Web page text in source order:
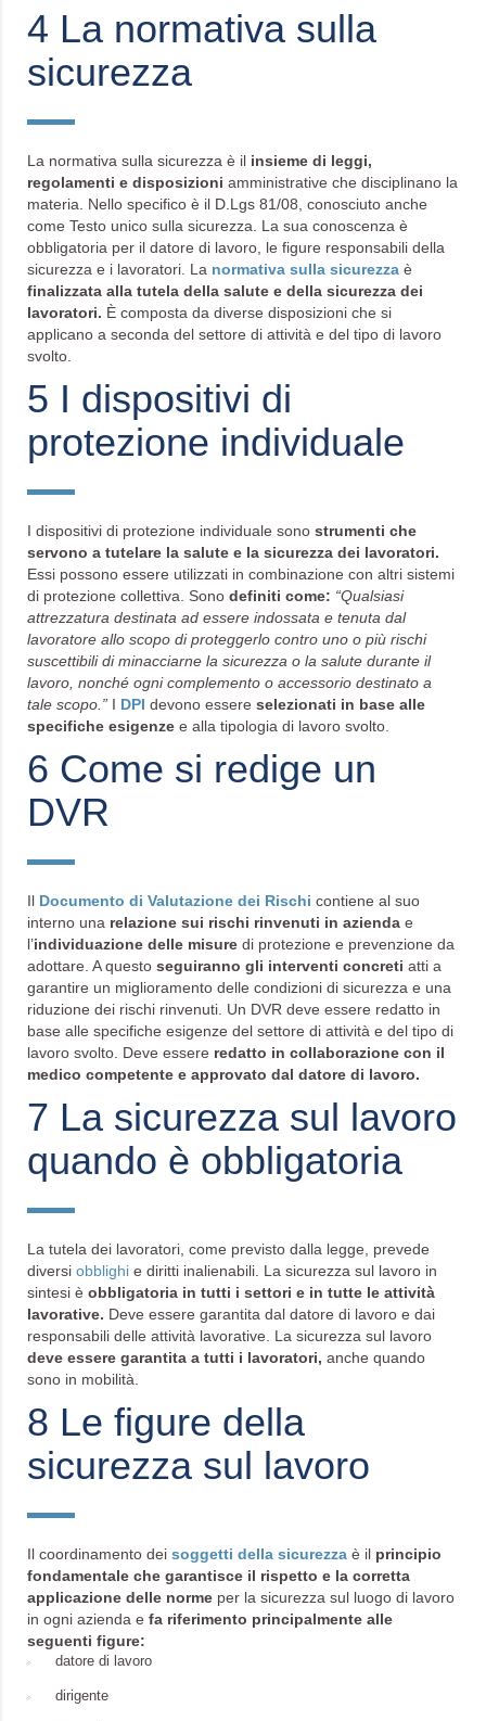
4 La normativa sulla
sicurezza
La normativa sulla sicurezza è il insieme di leggi,
regolamenti e disposizioni amministrative che disciplinano la
materia. Nello specifico è il D.Lgs 81/08, conosciuto anche
come Testo unico sulla sicurezza. La sua conoscenza è
obbligatoria per il datore di lavoro, le figure responsabili della
sicurezza e i lavoratori. La normativa sulla sicurezza è
finalizzata alla tutela della salute e della sicurezza dei
lavoratori. È composta da diverse disposizioni che si
applicano a seconda del settore di attività e del tipo di lavoro
svolto.
5 I dispositivi di
protezione individuale
I dispositivi di protezione individuale sono strumenti che
servono a tutelare la salute e la sicurezza dei lavoratori.
Essi possono essere utilizzati in combinazione con altri sistemi
di protezione collettiva. Sono definiti come: “Qualsiasi
attrezzatura destinata ad essere indossata e tenuta dal
lavoratore allo scopo di proteggerlo contro uno o più rischi
suscettibili di minacciarne la sicurezza o la salute durante il
lavoro, nonché ogni complemento o accessorio destinato a
tale scopo.” I DPI devono essere selezionati in base alle
specifiche esigenze e alla tipologia di lavoro svolto.
6 Come si redige un
DVR
Il Documento di Valutazione dei Rischi contiene al suo
interno una relazione sui rischi rinvenuti in azienda e
l’individuazione delle misure di protezione e prevenzione da
adottare. A questo seguiranno gli interventi concreti atti a
garantire un miglioramento delle condizioni di sicurezza e una
riduzione dei rischi rinvenuti. Un DVR deve essere redatto in
base alle specifiche esigenze del settore di attività e del tipo di
lavoro svolto. Deve essere redatto in collaborazione con il
medico competente e approvato dal datore di lavoro.
7 La sicurezza sul lavoro
quando è obbligatoria
La tutela dei lavoratori, come previsto dalla legge, prevede
diversi obblighi e diritti inalienabili. La sicurezza sul lavoro in
sintesi è obbligatoria in tutti i settori e in tutte le attività
lavorative. Deve essere garantita dal datore di lavoro e dai
responsabili delle attività lavorative. La sicurezza sul lavoro
deve essere garantita a tutti i lavoratori, anche quando
sono in mobilità.
8 Le figure della
sicurezza sul lavoro
Il coordinamento dei soggetti della sicurezza è il principio
fondamentale che garantisce il rispetto e la corretta
applicazione delle norme per la sicurezza sul luogo di lavoro
in ogni azienda e fa riferimento principalmente alle
seguenti figure:
datore di lavoro
dirigente